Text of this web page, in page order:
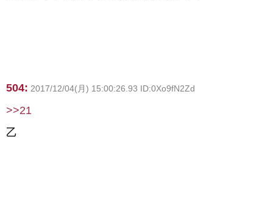
504: 2017/12/04(月) 15:00:26.93 ID:0Xo9fN2Zd
>>21
乙